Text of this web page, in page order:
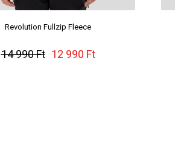
Revolution Fullzip Fleece
14 990 Ft 12 990 Ft